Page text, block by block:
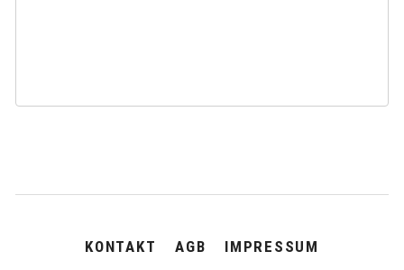
ÜBERSPRINGEN
KONTAKT AGB IMPRESSUM